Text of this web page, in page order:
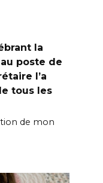
la
poste de
l’a
tous les
de mon